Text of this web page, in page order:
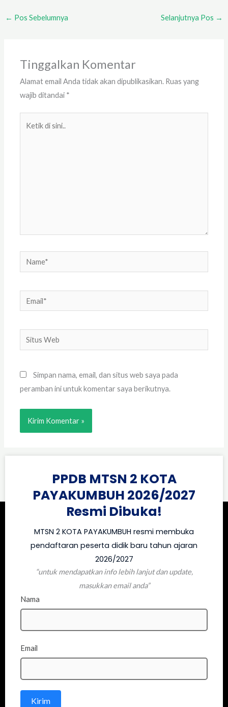
← Pos Sebelumnya Selanjutnya Pos →
Tinggalkan Komentar
Alamat email Anda tidak akan dipublikasikan. Ruas yang
wajib ditandai *
Name*
Email*
Situs
Web
Simpan nama, email, dan situs web saya pada
peramban ini untuk komentar saya berikutnya.
PPDB MTSN 2 KOTA
PAYAKUMBUH 2026/2027
Resmi Dibuka!
MTSN 2 KOTA PAYAKUMBUH resmi membuka
pendaftaran peserta didik baru tahun ajaran
2026/2027
“untuk mendapatkan info lebih lanjut dan update,
masukkan email anda”
Nama
Email
Kirim